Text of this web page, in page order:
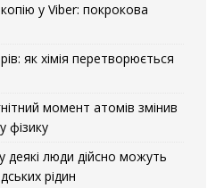
у Viber: покрокова
як хімія перетворюється
момент атомів змінив
фізику
деякі люди дійсно можуть
рідин